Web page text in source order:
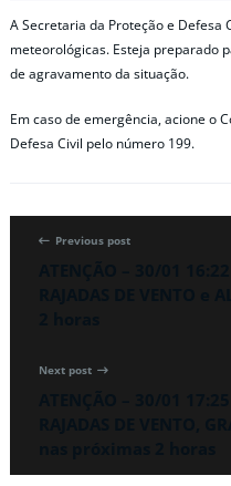
A Secretaria da Proteção e Defesa
meteorológicas. Esteja preparado
de agravamento da situação.
Em caso de emergência, acione o
Defesa Civil pelo número 199.
Previous post
Next post